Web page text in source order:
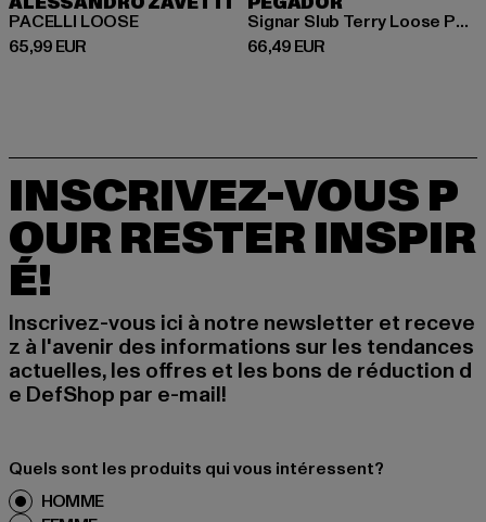
PACELLI LOOSE
65,99 EUR
Prix courant: 65,99 EUR
Signar Slub Terry Loose Pants
66,49 EUR
Prix courant: 66,49 EUR
INSCRIVEZ-VOUS P
OUR RESTER INSPIR
É!
Inscrivez-vous ici à notre newsletter et receve
z à l'avenir des informations sur les tendances
actuelles, les offres et les bons de réduction d
e DefShop par e-mail!
Quels sont les produits qui vous intéressent?
HOMME